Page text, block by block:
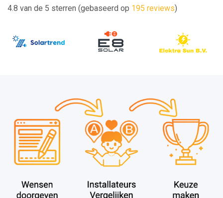
4.8 van de 5 sterren (gebaseerd op 195 reviews)